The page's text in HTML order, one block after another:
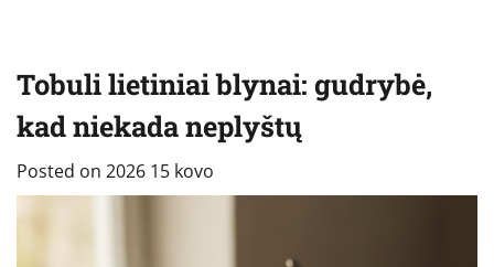
Tobuli lietiniai blynai: gudrybė,
kad niekada neplyštų
Posted on 2026 15 kovo